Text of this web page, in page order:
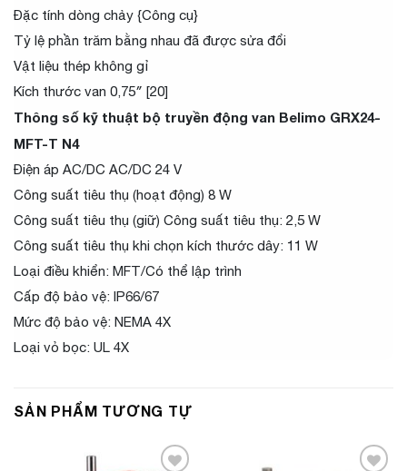
Đặc tính dòng chảy {Công cụ}
Tỷ lệ phần trăm bằng nhau đã được sửa đổi
Vật liệu thép không gỉ
Kích thước van 0,75″ [20]
Thông số kỹ thuật bộ truyền động van Belimo GRX24-
MFT-T N4
Điện áp AC/DC AC/DC 24 V
Công suất tiêu thụ (hoạt động) 8 W
Công suất tiêu thụ (giữ) Công suất tiêu thụ: 2,5 W
Công suất tiêu thụ khi chọn kích thước dây: 11 W
Loại điều khiển: MFT/Có thể lập trình
Cấp độ bảo vệ: IP66/67
Mức độ bảo vệ: NEMA 4X
Loại vỏ bọc: UL 4X
SẢN PHẨM TƯƠNG TỰ